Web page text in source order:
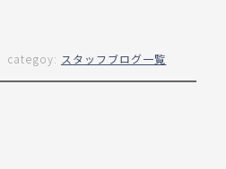
categoy: スタッフブログ一覧